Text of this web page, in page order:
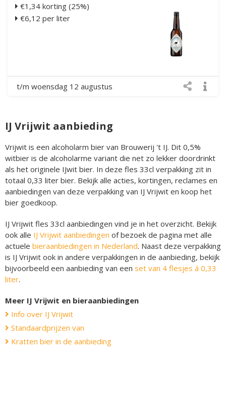
€1,34 korting (25%)
€6,12 per liter
t/m woensdag 12 augustus
IJ Vrijwit aanbieding
Vrijwit is een alcoholarm bier van Brouwerij 't IJ. Dit 0,5%
witbier is de alcoholarme variant die net zo lekker doordrinkt
als het originele IJwit bier. In deze fles 33cl verpakking zit in
totaal 0,33 liter bier. Bekijk alle acties, kortingen, reclames en
aanbiedingen van deze verpakking van IJ Vrijwit en koop het
bier goedkoop.
IJ Vrijwit fles 33cl aanbiedingen vind je in het overzicht. Bekijk
ook alle IJ Vrijwit aanbiedingen of bezoek de pagina met alle
actuele bieraanbiedingen in Nederland. Naast deze verpakking
is IJ Vrijwit ook in andere verpakkingen in de aanbieding, bekijk
bijvoorbeeld een aanbieding van een set van 4 flesjes á 0,33
liter.
Meer IJ Vrijwit en bieraanbiedingen
Info over IJ Vrijwit
Standaardprijzen van
Kratten bier in de aanbieding